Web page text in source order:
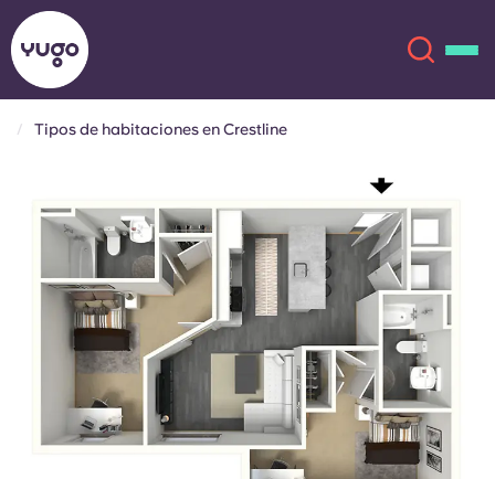
Ubicaciones
Más
Idioma
English (US)
Chinese Español
Català Deutsch
Italian French
Tipos de habitaciones en Crestline